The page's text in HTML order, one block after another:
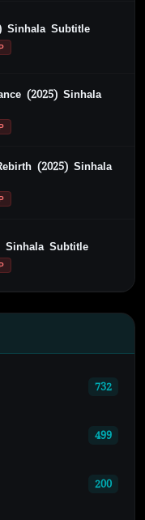
Sinhala Subtitle
(2025) Sinhala
(2025) Sinhala
Sinhala Subtitle
732
499
200